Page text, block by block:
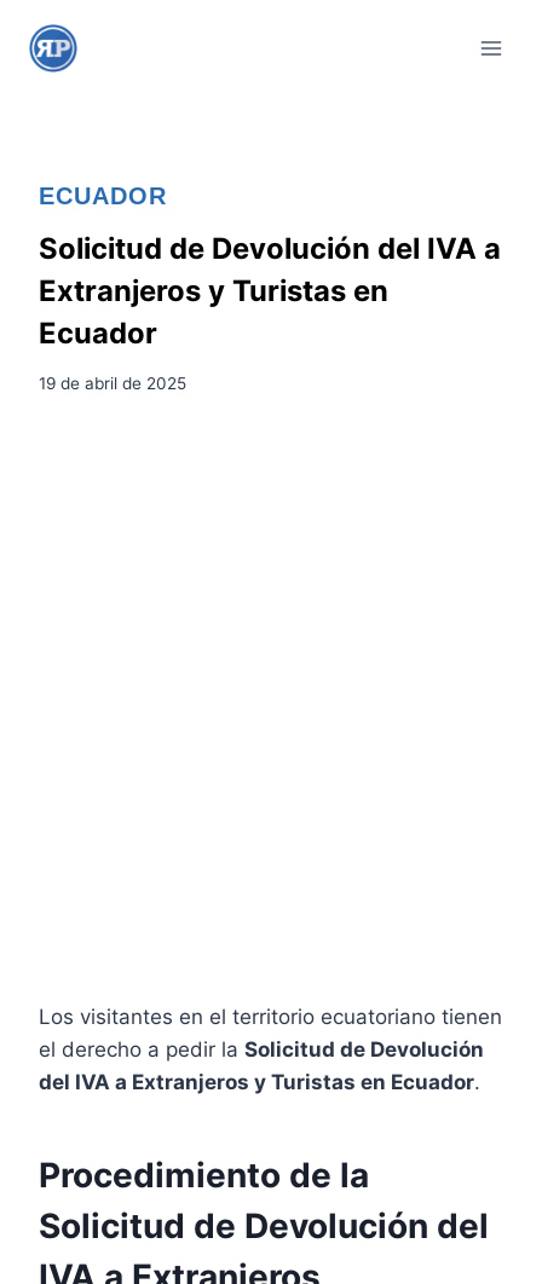
ECUADOR
Solicitud de Devolución del IVA a
Extranjeros y Turistas en
Ecuador
19 de abril de 2025
Los visitantes en el territorio ecuatoriano tienen
el derecho a pedir la Solicitud de Devolución
del IVA a Extranjeros y Turistas en Ecuador.
Procedimiento de la
Solicitud de Devolución del